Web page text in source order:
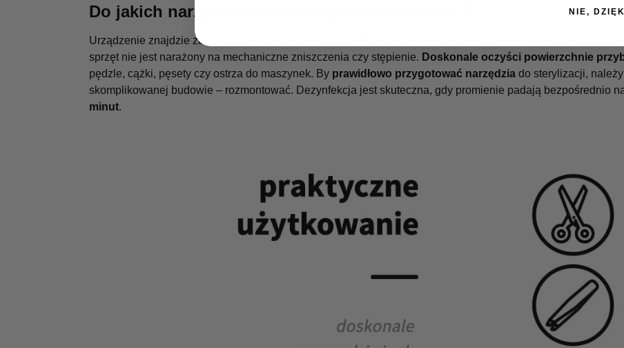
Do jakich narzędzi sprawdzi się sterylizator UV-C?
Urządzenie znajdzie zastosowanie
sprzęt nie jest narażony na mechaniczne zniszczenia czy stępienie. Doskonale oczyści powierzchnie
pędzle, cążki, pęsety czy ostrza do maszynek. By prawidłowo przygotować narzędziado sterylizacji,
skomplikowanej budowie – rozmontować. Dezynfekcja jest skuteczna, gdy promienie padają bezpośrednio
minut.
NIE, DZIĘKI